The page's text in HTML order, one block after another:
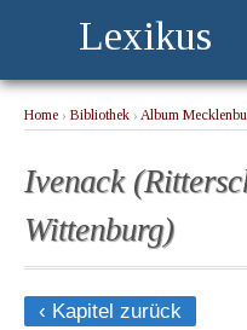
Lexikus
Home › Bibliothek › Album
Ivenack
Wittenburg)
‹ Kapitel zurück